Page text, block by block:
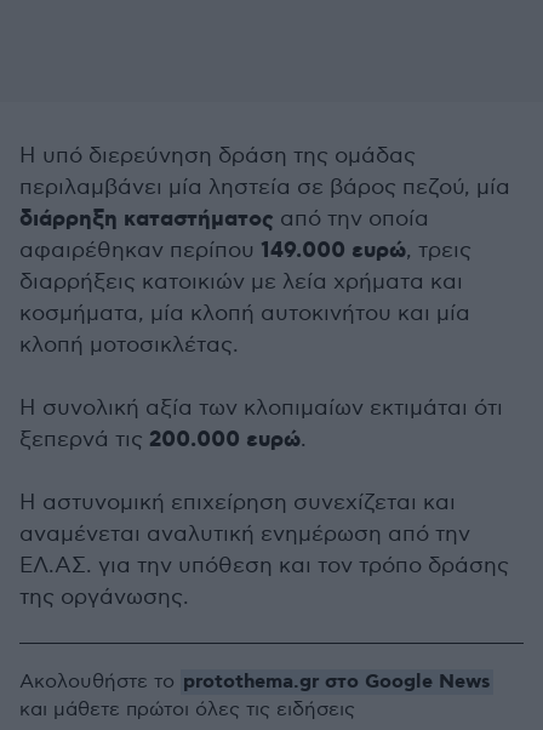
Η υπό διερεύνηση δράση της ομάδας
περιλαμβάνει μία ληστεία σε βάρος πεζού, μία
διάρρηξη καταστήματος από την οποία
αφαιρέθηκαν περίπου 149.000 ευρώ, τρεις
διαρρήξεις κατοικιών με λεία χρήματα και
κοσμήματα, μία κλοπή αυτοκινήτου και μία
κλοπή μοτοσικλέτας.
Η συνολική αξία των κλοπιμαίων εκτιμάται ότι
ξεπερνά τις 200.000 ευρώ.
Η αστυνομική επιχείρηση συνεχίζεται και
αναμένεται αναλυτική ενημέρωση από την
ΕΛ.ΑΣ. για την υπόθεση και τον τρόπο δράσης
της οργάνωσης.
Ακολουθήστε το protothema.gr στο Google News
και μάθετε πρώτοι όλες τις ειδήσεις